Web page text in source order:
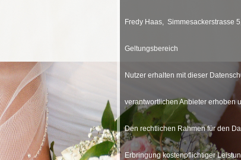
Fredy Haas, Simmesackerstrasse
Geltungsbereich
Nutzer erhalten mit dieser
verantwortlichen Anbieter erhoben
Den rechtlichen Rahmen für den
Erbringung kostenpflichtiger